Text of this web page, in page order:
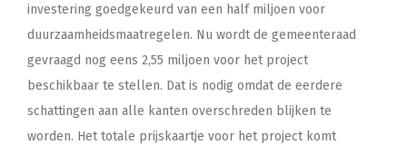
investering goedgekeurd van een half miljoen voor
duurzaamheidsmaatregelen. Nu wordt de gemeenteraad
gevraagd nog eens 2,55 miljoen voor het project
beschikbaar te stellen. Dat is nodig omdat de eerdere
schattingen aan alle kanten overschreden blijken te
worden. Het totale prijskaartje voor het project komt